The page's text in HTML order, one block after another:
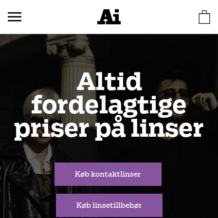
Altid
fordelagtige
priser på linser
Køb kontaktlinser
Køb linsetillbehør